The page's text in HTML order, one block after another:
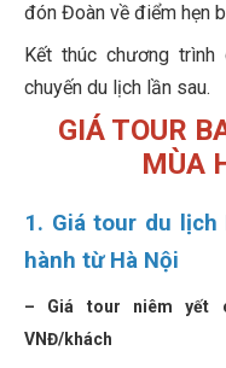
đón Đoàn về điểm hẹn
Kết thúc chương
chuyến du lịch lần sau.
GIÁ TOUR
MÙA
1. Giá tour du
hành từ Hà Nội
– Giá tour niêm yết
VNĐ/khách